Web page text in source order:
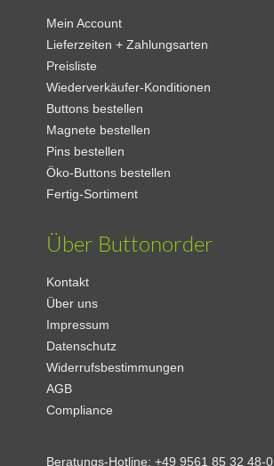
Mein Account
Lieferzeiten + Zahlungsarten
Preisliste
Wiederverkäufer-Konditionen
Buttons bestellen
Magnete bestellen
Pins bestellen
Öko-Buttons bestellen
Fertig-Sortiment
Über Buttonorder
Kontakt
Über uns
Impressum
Datenschutz
Widerrufsbestimmungen
AGB
Compliance
Beratungs-Hotline:+49 9561 85 32 48-0